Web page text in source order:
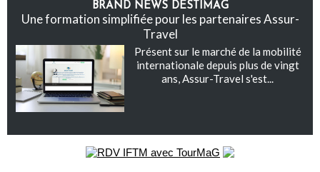
BRAND NEWS DESTIMAG
Une formation simplifiée pour les partenaires Assur-
Travel
Présent sur le marché de la mobilité
internationale depuis plus de vingt
ans, Assur-Travel s'est...